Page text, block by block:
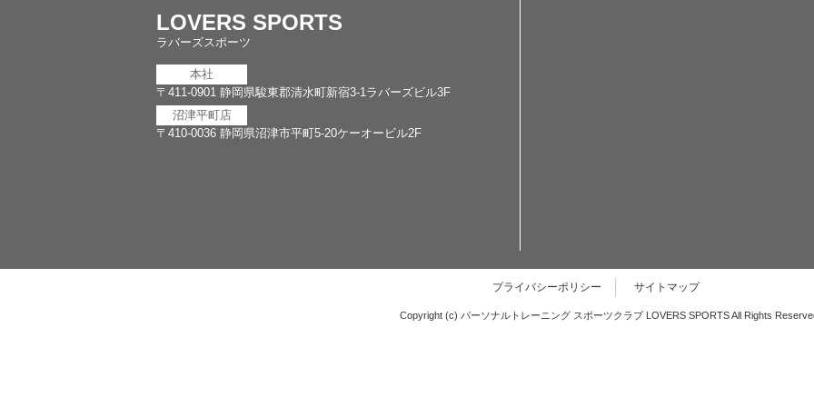
LOVERS SPORTS
ラバーズスポーツ
本社
〒411-0901 静岡県駿東郡清水町新宿3-1ラバーズビル3F
沼津平町店
〒410-0036 静岡県沼津市平町5-20ケーオービル2F
プライバシーポリシー サイトマップ
Copyright (c) パーソナルトレーニング スポーツクラブ LOVERS SPORTS All Rights